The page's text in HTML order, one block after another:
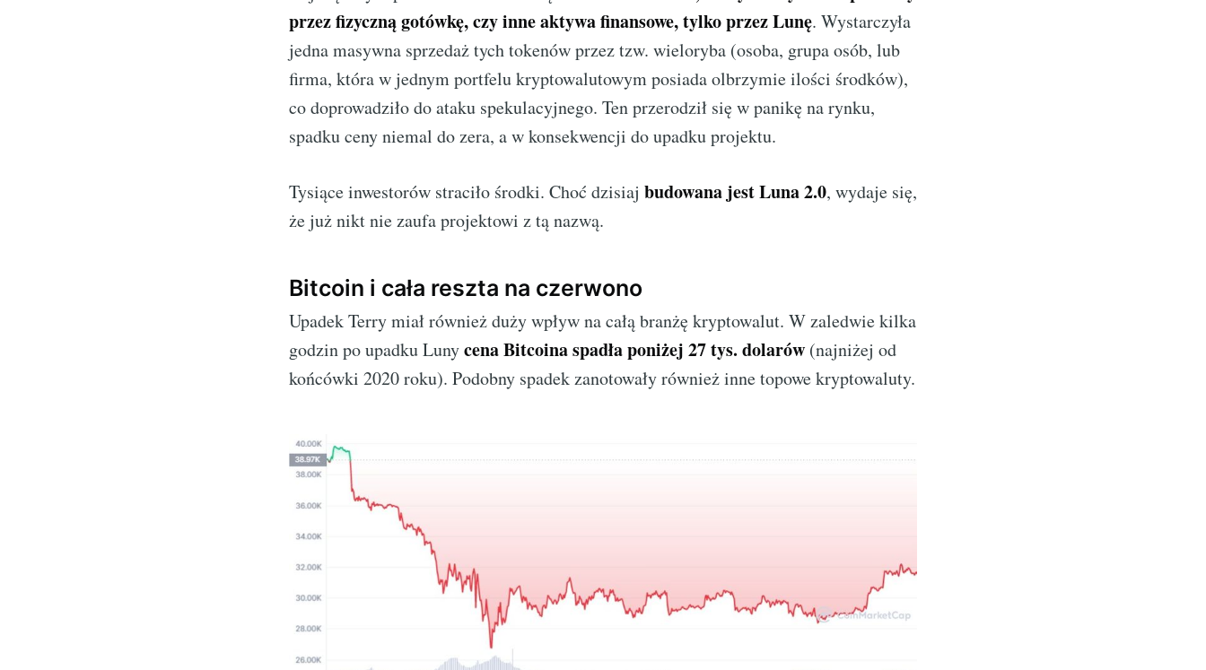
przez fizyczną gotówkę, czy inne aktywa finansowe, tylko przez Lunę. Wystarczyła
jedna masywna sprzedaż tych tokenów przez tzw. wieloryba (osoba, grupa osób, lub
firma, która w jednym portfelu kryptowalutowym posiada olbrzymie ilości środków),
co doprowadziło do ataku spekulacyjnego. Ten przerodził się w panikę na rynku,
spadku ceny niemal do zera, a w konsekwencji do upadku projektu.
Tysiące inwestorów straciło środki. Choć dzisiaj budowana jest Luna 2.0, wydaje się,
że już nikt nie zaufa projektowi z tą nazwą.
Bitcoin i cała reszta na czerwono
Upadek Terry miał również duży wpływ na całą branżę kryptowalut. W zaledwie kilka
godzin po upadku Lunycena Bitcoina spadła poniżej 27 tys. dolarów (najniżej od
końcówki 2020 roku). Podobny spadek zanotowały również inne topowe kryptowaluty.